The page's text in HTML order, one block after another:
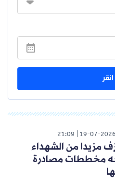
انقر
19-07-2026
21:09
مزيدا من الشهداء
مخططات مصادرة